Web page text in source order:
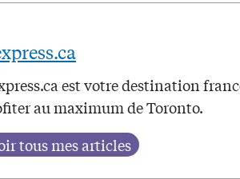
est votre destination
au maximum de Toronto.